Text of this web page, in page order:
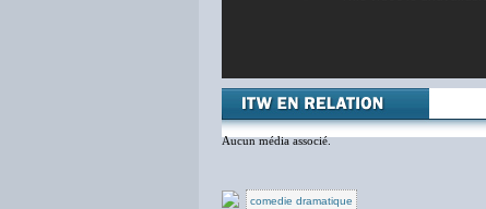
Aucun média associé.
comedie dramatique